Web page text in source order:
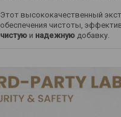
Этот высококачественный
обеспечения чистоты,
чистую и надежную добавку.